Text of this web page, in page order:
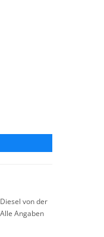
von der
Angaben